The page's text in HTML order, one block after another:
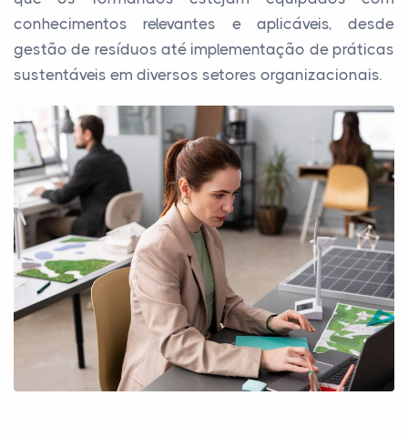
conhecimentos relevantes e aplicáveis, desde
gestão de resíduos até implementação de práticas
sustentáveis em diversos setores organizacionais.